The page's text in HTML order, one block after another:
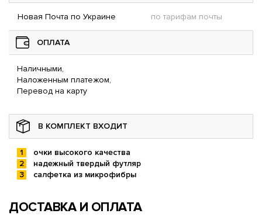
Новая Почта по Украине по тарифам почты
ОПЛАТА
Наличными,
Наложенным платежом,
Перевод на карту
В КОМПЛЕКТ ВХОДИТ
очки высокого качества
надежный твердый футляр
салфетка из микрофибры
ДОСТАВКА И ОПЛАТА